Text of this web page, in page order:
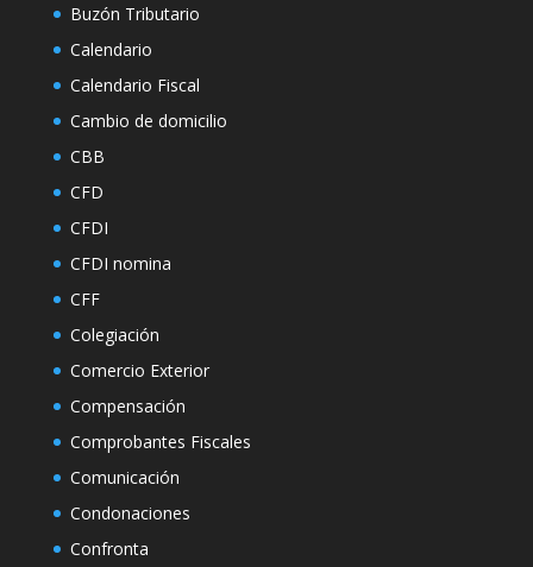
Buzón Tributario
Calendario
Calendario Fiscal
Cambio de domicilio
CBB
CFD
CFDI
CFDI nomina
CFF
Colegiación
Comercio Exterior
Compensación
Comprobantes Fiscales
Comunicación
Condonaciones
Confronta